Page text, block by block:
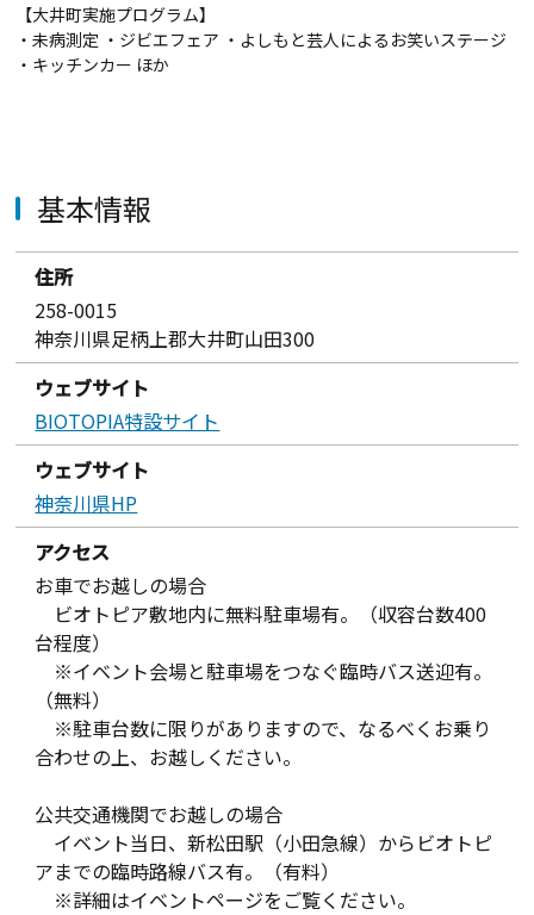
【大井町実施プログラム】
・未病測定 ・ジビエフェア ・よしもと芸人によるお笑いステージ
・キッチンカー ほか
基本情報
住所
258-0015
神奈川県足柄上郡大井町山田300
ウェブサイト
BIOTOPIA特設サイト
ウェブサイト
神奈川県HP
アクセス
お車でお越しの場合
ビオトピア敷地内に無料駐車場有。（収容台数400
台程度）
※イベント会場と駐車場をつなぐ臨時バス送迎有。
（無料）
※駐車台数に限りがありますので、なるべくお乗り
合わせの上、お越しください。
公共交通機関でお越しの場合
イベント当日、新松田駅（小田急線）からビオトピ
アまでの臨時路線バス有。（有料）
※詳細はイベントページをご覧ください。